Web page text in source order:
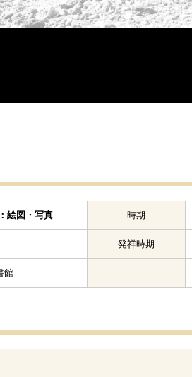
絵図・写真 時期
発祥時期
館